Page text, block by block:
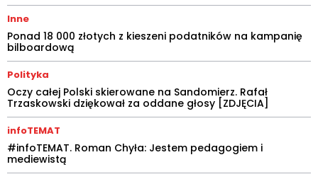
Inne
Ponad 18 000 złotych z kieszeni podatników na kampanię
bilboardową
Polityka
Oczy całej Polski skierowane na Sandomierz. Rafał
Trzaskowski dziękował za oddane głosy [ZDJĘCIA]
infoTEMAT
#infoTEMAT. Roman Chyła: Jestem pedagogiem i
mediewistą